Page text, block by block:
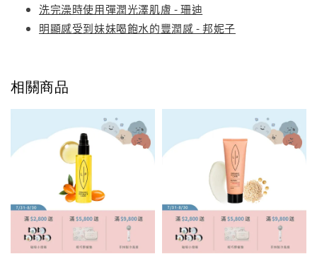
洗完澡時使用彈潤光澤肌膚 - 珊迪
明顯感受到妹妹喝飽水的豐潤感 - 邦妮子
相關商品